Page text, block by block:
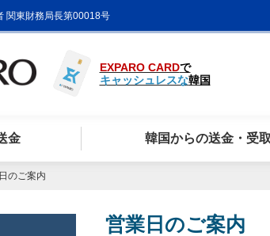
関東財務局長第00018号
EXPARO CARDで
キャッシュレスな韓国
金 韓国からの送金・受取
のご案内
営業日のご案内